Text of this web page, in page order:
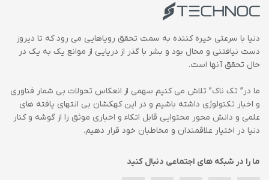
دنیا با سرعتی خیره کننده به سمت تحقق رویاهایی می رود که تا دیروز
دست نیافتنی و محال بود و بشر با گذر از دریایی از موانع یک به یک در
حال تحقق آنها است.
ما در” تک ناک” تلاش می کنیم سهمی از انعکاس تحولات بی شمار فناوری
و اخبار تکنولوژی داشته باشیم و در این کهکشان بی انتهای یافته های
علمی و دانش محور محتوایی قابل اتکاء و اخباری موثق را از گوشه و کنار
دنیا در اختیار علاقمندان و مخاطبان خود قرار دهیم.
ما را در شبکه های اجتماعی دنبال کنید